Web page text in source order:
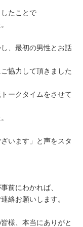
たことで
、最初の男性とお話
協力して頂きました
ークタイムをさせて
います」と声をスタ
前にわかれば、
絡お願いします。
様、本当にありがと